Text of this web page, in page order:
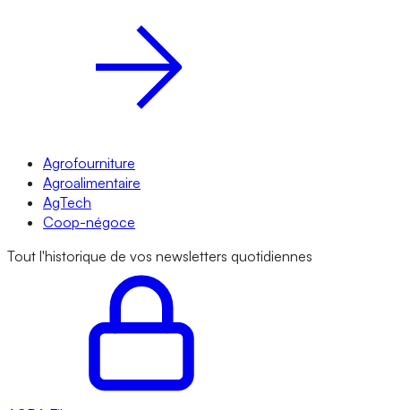
Agrofourniture
Agroalimentaire
AgTech
Coop-négoce
Tout l'historique de vos newsletters quotidiennes